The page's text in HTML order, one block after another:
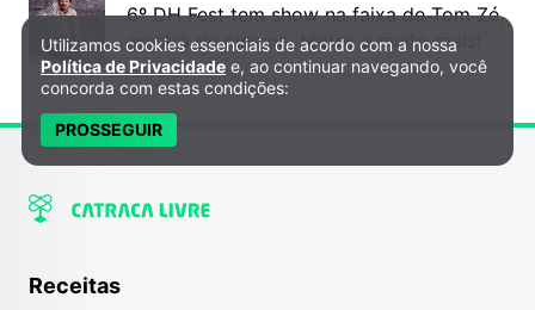
6º DH Fest tem show na faixa de Tom Zé,
mostra de cinema, teatro e muito mais!
Receitas
Política de Privacidade e Cookies
Utilizamos cookies essenciais de acordo com a nossa
Política de Privacidade e, ao continuar navegando, você
concorda com estas condições:
PROSSEGUIR